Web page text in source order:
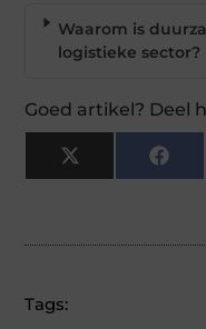
Waarom is
logistieke sector?
Goed artikel? Deel
X
(Twitter)
Tags: